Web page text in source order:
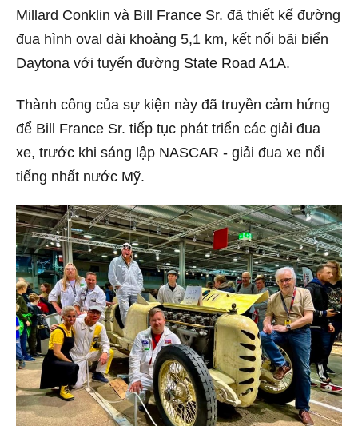
Millard Conklin và Bill France Sr. đã thiết kế đường
đua hình oval dài khoảng 5,1 km, kết nối bãi biển
Daytona với tuyến đường State Road A1A.
Thành công của sự kiện này đã truyền cảm hứng
để Bill France Sr. tiếp tục phát triển các giải đua
xe, trước khi sáng lập NASCAR - giải đua xe nổi
tiếng nhất nước Mỹ.